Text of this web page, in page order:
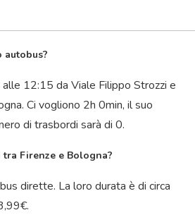
12:15 da Viale Filippo Strozzi e
Ci vogliono 2h 0min, il suo
di trasbordi sarà di 0.
Firenze e Bologna?
dirette. La loro durata è di circa